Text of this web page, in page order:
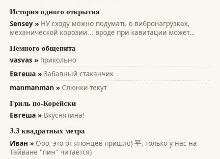
История одного открытия
Sensey »
механической корозии... вроде при кавитации может
винтов. Там на микро уровне идет разрушение рабочих
поверхностей. А этот эффект только...
Немного общепита
vasvas » прикольно
Евгеша » Забавный стаканчик
manmanman » Слюнки текут
Гриль по-Корейски
Евгеша » Вкуснятина!
3.3 квадратных метра
Иван »
Тайване "пин" читается)